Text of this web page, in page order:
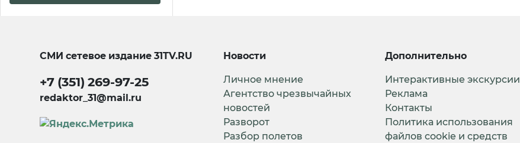
СМИ сетевое издание31TV.RU
+7 (351) 269-97-25
redaktor_31@mail.ru
Новости
Личное мнение
Агентство чрезвычайных
новостей
Разворот
Разбор полетов
Дополнительно
Интерактивные экскурсии
Реклама
Контакты
Политика использования
файлов cookie и средств